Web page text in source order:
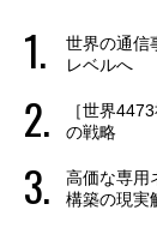
世界の通信
レベルへ
［世界
の戦略
高価な専用
構築の現実